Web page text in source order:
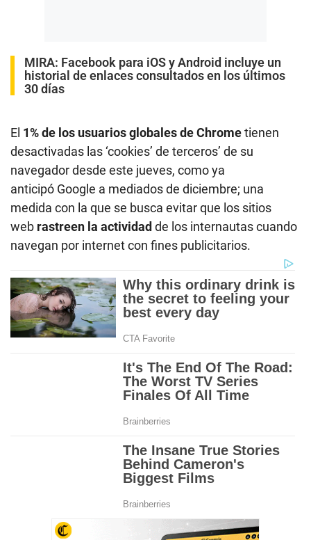
MIRA: Facebook para iOS y Android incluye un
historial de enlaces consultados en los últimos
30 días
El 1% de los usuarios globales de Chrometienen
desactivadas las ‘cookies’ de terceros’ de su
navegador desde este jueves, como ya
anticipó Google a mediados de diciembre; una
medida con la que se busca evitar que los sitios
web rastreen la actividad de los internautas cuando
navegan por internet con fines publicitarios.